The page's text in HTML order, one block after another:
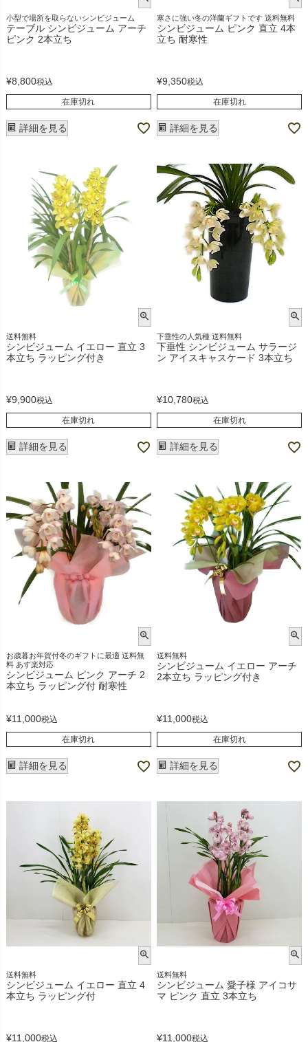
小型で場所を取らないシンビジューム
テーブル シンビジューム アーチ
ピンク 2本立ち
¥8,800税込
在庫切れ
詳細を見る
寒さに強い冬の洋蘭ギフトです 送料無料
シンビジューム ピンク 直立 4本
立ち 耐寒性
¥9,350税込
在庫切れ
詳細を見る
送料無料
シンビジューム イエロー 直立 3
本立ち ラッピング付き
¥9,900税込
在庫切れ
詳細を見る
下垂性の人気種 送料無料
下垂性 シンビジューム サラージ
ン アイスキャスケード 3本立ち
¥10,780税込
在庫切れ
詳細を見る
お歳暮お年賀付冬のギフトに最適 送料無
料 あす楽対応
シンビジューム ピンク アーチ 2
本立ち ラッピング付 耐寒性
¥11,000税込
在庫切れ
詳細を見る
送料無料
シンビジューム イエロー アーチ
2本立ち ラッピング付き
¥11,000税込
在庫切れ
詳細を見る
送料無料
シンビジューム イエロー 直立 4
本立ち ラッピング付
¥11,000税込
送料無料
シンビジューム 愛子様 アイコサ
マ ピンク 直立 3本立ち
¥11,000税込